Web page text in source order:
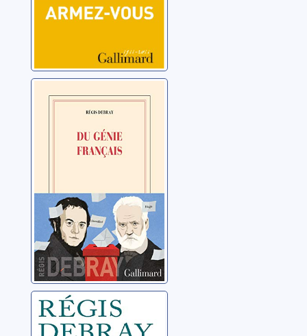
Du génie
français
Debray, Régis
Le siècle vert: un
changement de